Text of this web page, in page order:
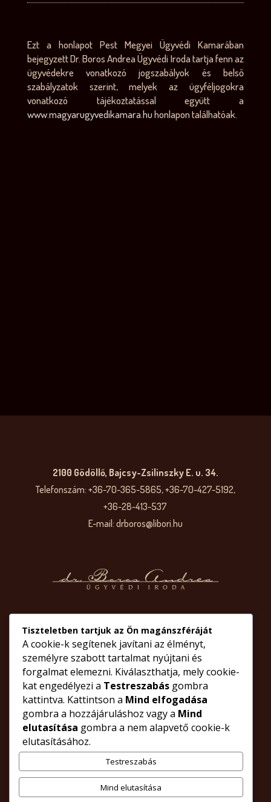
Ezt a honlapot Pest Megyei Ügyvédi Kamarában
bejegyzett Dr. Boros Andrea Ügyvédi Iroda tartja fenn az
ügyvédekre vonatkozó jogszabályok és belső
szabályzatok szerint, melyek az ügyféljogokra
vonatkozó tájékoztatással együtt a
www.magyarugyvedikamara.huhonlapon találhatóak.
2100 Gödöllő, Bajcsy-Zsilinszky E. u. 34.
Telefonszám: +36-70-365-5865, +36-70-427-5192,
+36-28-413-537
E-mail: drboros@libori.hu
Hétfőtől – csütörtökig:
9 órától,
lehetőleg telefonon előre egyeztetett időpontban
Péntekenügyfélfogadás nincs.
© Minden jog fenntartva- dr. Boros Andrea Ügyvédi Iroda
A portál egyes részeinek jogi tartalmú tájékoztatása nem helyettesíti
az ügyvéd személyes közreműködését egyes jogügyleteknél.
Weboldaltervezés, üzemeltetés, irodafotók: Orlando Graphix Studio
személyi nagykereskedelme kérdések
ellátás fizetési kiskorú ingatlan öröklés felszámolás végrehajtás tulajdon ellenjegyzés terhelő kiskereskedelme
Tiszteletben tartjuk az Ön magánszféráját
A cookie-k segítenek javítani az élményt,
személyre szabott tartalmat nyújtani és
forgalmat elemezni. Kiválaszthatja, mely cookie-
kat engedélyezi a Testreszabás gombra
kattintva. Kattintson a Mind elfogadása
gombra a hozzájáruláshoz vagy a Mind
elutasítása gombra a nem alapvető cookie-k
elutasításához.
Testreszabás
Mind elutasítása